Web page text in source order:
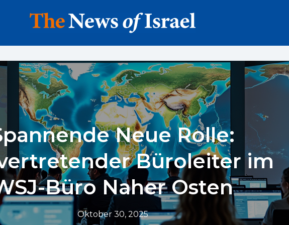
Neue Rolle:
Büroleiter im
Büro Naher Osten
Oktober 30, 2025